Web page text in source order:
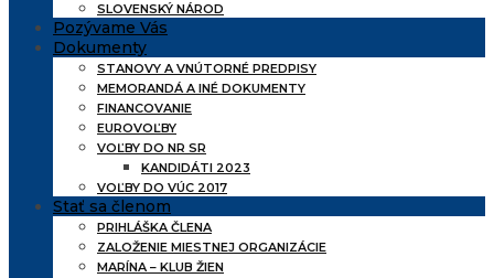
SLOVENSKÝ NÁROD
Pozývame Vás
Dokumenty
STANOVY A VNÚTORNÉ PREDPISY
MEMORANDÁ A INÉ DOKUMENTY
FINANCOVANIE
EUROVOĽBY
VOĽBY DO NR SR
KANDIDÁTI 2023
VOĽBY DO VÚC 2017
Stať sa členom
PRIHLÁŠKA ČLENA
ZALOŽENIE MIESTNEJ ORGANIZÁCIE
MARÍNA – KLUB ŽIEN